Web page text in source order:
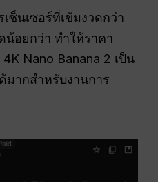
ซ็นเซอร์ที่เข้มงวดกว่า
น้อยกว่า ทำให้ราคา
Nano Banana 2 เป็น
มากสำหรับงานการ